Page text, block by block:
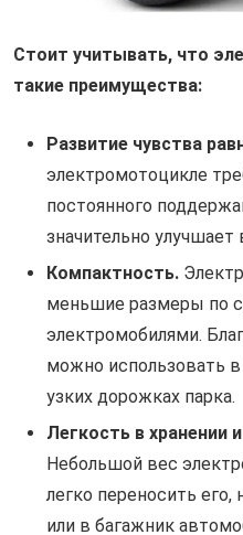
Стоит учитывать, что
такие преимущества:
Развитие чувства
электромотоцикле
постоянного
значительно улучшает
Компактность.
меньшие размеры по
электромобилями.
можно использовать
узких дорожках парка.
Легкость в хранении
Небольшой вес
легко переносить
или в багажник